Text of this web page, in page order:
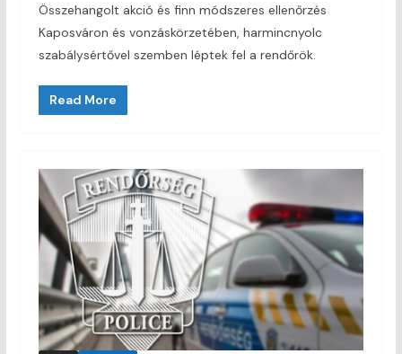
Összehangolt akció és finn módszeres ellenőrzés
Kaposváron és vonzáskörzetében, harmincnyolc
szabálysértővel szemben léptek fel a rendőrök.
Read More